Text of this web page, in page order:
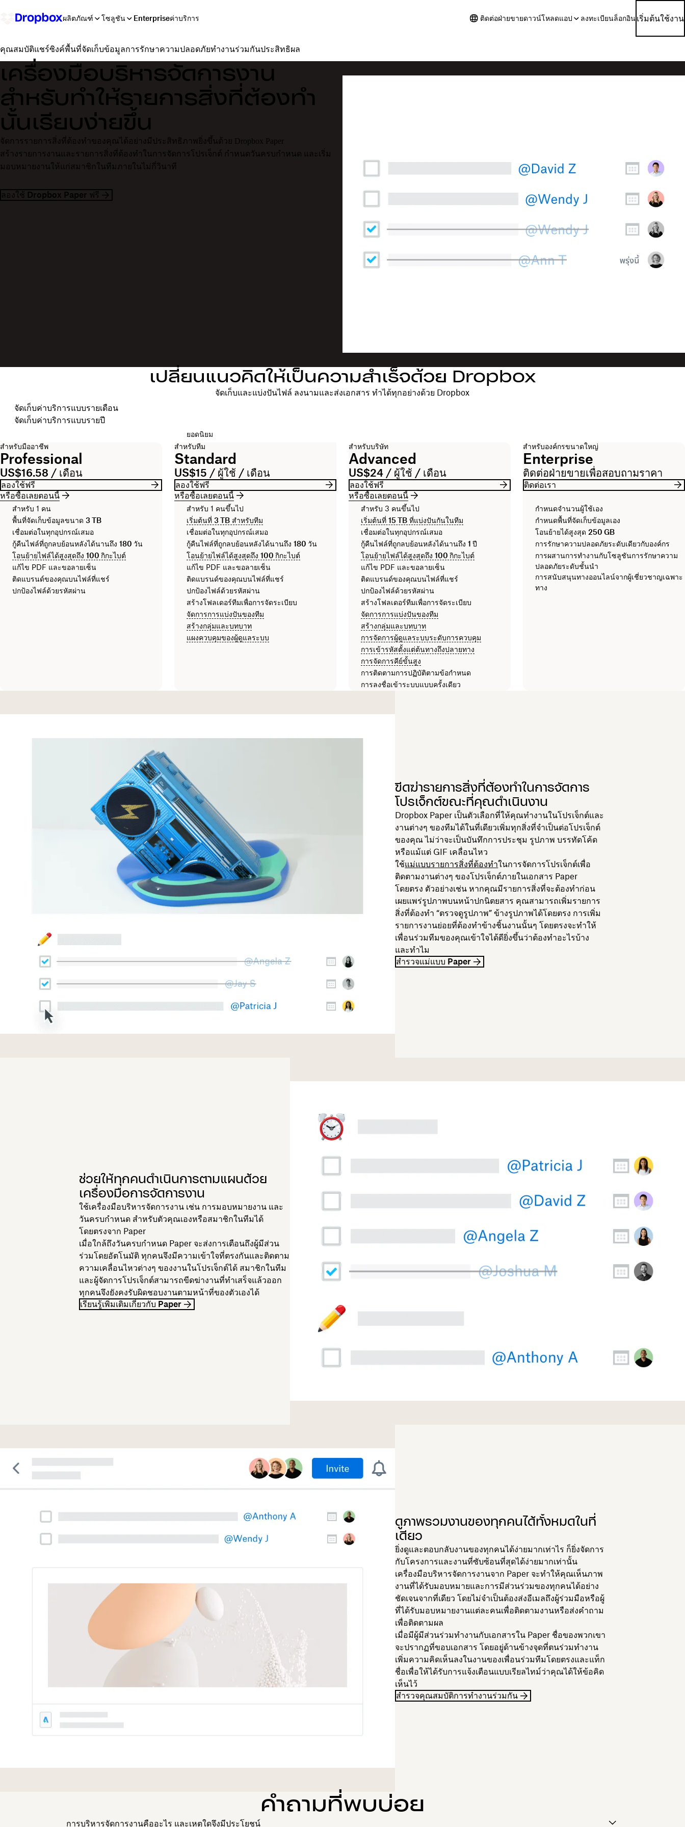
ผลิตภัณฑ์ โซลูชัน Enterpriseค่าบริการ ติดต่อฝ่ายขายดาวน์โหลดแอป ลงทะเบียนล็อกอินเริ่มต้นใช้งาน
คุณสมบัติแชร์ซิงค์พื้นที่จัดเก็บข้อมูลการรักษาความปลอดภัยทำงานร่วมกันประสิทธิผล
เครื่องมือบริหารจัดการงาน
สำหรับทำให้รายการสิ่งที่ต้องทำ
นั้นเรียบง่ายขึ้น
จัดการรายการสิ่งที่ต้องทำของคุณได้อย่างมีประสิทธิภาพยิ่งขึ้นด้วย Dropbox Paper
สร้างรายการงานและรายการสิ่งที่ต้องทำในการจัดการโปรเจ็กต์ กำหนดวันครบกำหนด และเริ่ม
มอบหมายงานให้แก่สมาชิกในทีมภายในไม่กี่วินาที
ลองใช้ Dropbox Paper ฟรี
เปลี่ยนแนวคิดให้เป็นความสำเร็จด้วย Dropbox
จัดเก็บและแบ่งปันไฟล์ ลงนามและส่งเอกสาร ทำได้ทุกอย่างด้วย Dropbox
เลือกรอบการเรียกเก็บค่าบริการของคุณ
จัดเก็บค่าบริการแบบรายเดือน
จัดเก็บค่าบริการแบบรายปี
สำหรับมืออาชีพ
Professional
US$16.58 / เดือน
ลองใช้ฟรี
หรือซื้อเลยตอนนี้
สำหรับ 1 คน
พื้นที่จัดเก็บข้อมูลขนาด 3 TB
เชื่อมต่อในทุกอุปกรณ์เสมอ
กู้คืนไฟล์ที่ถูกลบย้อนหลังได้นานถึง 180 วัน
โอนย้ายไฟล์ได้สูงสุดถึง 100 กิกะไบต์
แก้ไข PDF และขอลายเซ็น
ติดแบรนด์ของคุณบนไฟล์ที่แชร์
ปกป้องไฟล์ด้วยรหัสผ่าน
ยอดนิยม
สำหรับทีม
Standard
US$15 / ผู้ใช้ / เดือน
ลองใช้ฟรี
หรือซื้อเลยตอนนี้
สำหรับ 1 คนขึ้นไป
เริ่มต้นที่ 3 TB สำหรับทีม
เชื่อมต่อในทุกอุปกรณ์เสมอ
กู้คืนไฟล์ที่ถูกลบย้อนหลังได้นานถึง 180 วัน
โอนย้ายไฟล์ได้สูงสุดถึง 100 กิกะไบต์
แก้ไข PDF และขอลายเซ็น
ติดแบรนด์ของคุณบนไฟล์ที่แชร์
ปกป้องไฟล์ด้วยรหัสผ่าน
สร้างโฟลเดอร์ทีมเพื่อการจัดระเบียบ
จัดการการแบ่งปันของทีม
สร้างกลุ่มและบทบาท
แผงควบคุมของผู้ดูแลระบบ
สำหรับบริษัท
Advanced
US$24 / ผู้ใช้ / เดือน
ลองใช้ฟรี
หรือซื้อเลยตอนนี้
สำหรับ 3 คนขึ้นไป
เริ่มต้นที่ 15 TB ที่แบ่งปันกันในทีม
เชื่อมต่อในทุกอุปกรณ์เสมอ
กู้คืนไฟล์ที่ถูกลบย้อนหลังได้นานถึง 1 ปี
โอนย้ายไฟล์ได้สูงสุดถึง 100 กิกะไบต์
แก้ไข PDF และขอลายเซ็น
ติดแบรนด์ของคุณบนไฟล์ที่แชร์
ปกป้องไฟล์ด้วยรหัสผ่าน
สร้างโฟลเดอร์ทีมเพื่อการจัดระเบียบ
จัดการการแบ่งปันของทีม
สร้างกลุ่มและบทบาท
การจัดการผู้ดูแลระบบระดับการควบคุม
การเข้ารหัสตั้งแต่ต้นทางถึงปลายทาง
การจัดการคีย์ขั้นสูง
การติดตามการปฏิบัติตามข้อกำหนด
การลงชื่อเข้าระบบแบบครั้งเดียว
สำหรับองค์กรขนาดใหญ่
Enterprise
ติดต่อฝ่ายขายเพื่อสอบถามราคา
ติดต่อเรา
กำหนดจำนวนผู้ใช้เอง
กำหนดพื้นที่จัดเก็บข้อมูลเอง
โอนย้ายได้สูงสุด 250 GB
การรักษาความปลอดภัยระดับเดียวกับองค์กร
การผสานการทำงานกับโซลูชันการรักษาความ
ปลอดภัยระดับชั้นนำ
การสนับสนุนทางออนไลน์จากผู้เชี่ยวชาญเฉพาะ
ทาง
ขีดฆ่ารายการสิ่งที่ต้องทำในการจัดการ
โปรเจ็กต์ขณะที่คุณดำเนินงาน
Dropbox Paper เป็นตัวเลือกที่ให้คุณทำงานในโปรเจ็กต์และ
งานต่างๆ ของทีมได้ในที่เดียวเพิ่มทุกสิ่งที่จำเป็นต่อโปรเจ็กต์
ของคุณ ไม่ว่าจะเป็นบันทึกการประชุม รูปภาพ บรรทัดโค้ด
หรือแม้แต่ GIF เคลื่อนไหว
ใช้แม่แบบรายการสิ่งที่ต้องทำในการจัดการโปรเจ็กต์เพื่อ
ติดตามงานต่างๆ ของโปรเจ็กต์ภายในเอกสาร Paper
โดยตรง ตัวอย่างเช่น หากคุณมีรายการสิ่งที่จะต้องทำก่อน
เผยแพร่รูปภาพบนหน้าปกนิตยสาร คุณสามารถเพิ่มรายการ
สิ่งที่ต้องทำ “ตรวจดูรูปภาพ” ข้างรูปภาพได้โดยตรง การเพิ่ม
รายการงานย่อยที่ต้องทำข้างชิ้นงานนั้นๆ โดยตรงจะทำให้
เพื่อนร่วมทีมของคุณเข้าใจได้ดียิ่งขึ้นว่าต้องทำอะไรบ้าง
และทำไม
สำรวจแม่แบบ Paper
ช่วยให้ทุกคนดำเนินการตามแผนด้วย
เครื่องมือการจัดการงาน
ใช้เครื่องมือบริหารจัดการงาน เช่น การมอบหมายงาน และ
วันครบกำหนด สำหรับตัวคุณเองหรือสมาชิกในทีมได้
โดยตรงจาก Paper
เมื่อใกล้ถึงวันครบกำหนด Paper จะส่งการเตือนถึงผู้มีส่วน
ร่วมโดยอัตโนมัติ ทุกคนจึงมีความเข้าใจที่ตรงกันและติดตาม
ความเคลื่อนไหวต่างๆ ของงานในโปรเจ็กต์ได้ สมาชิกในทีม
และผู้จัดการโปรเจ็กต์สามารถขีดฆ่างานที่ทำเสร็จแล้วออก
ทุกคนจึงยังคงรับผิดชอบงานตามหน้าที่ของตัวเองได้
เรียนรู้เพิ่มเติมเกี่ยวกับ Paper
ดูภาพรวมงานของทุกคนได้ทั้งหมดในที่
เดียว
ยิ่งดูและตอบกลับงานของทุกคนได้ง่ายมากเท่าไร ก็ยิ่งจัดการ
กับโครงการและงานที่ซับซ้อนที่สุดได้ง่ายมากเท่านั้น
เครื่องมือบริหารจัดการงานจาก Paper จะทำให้คุณเห็นภาพ
งานที่ได้รับมอบหมายและการมีส่วนร่วมของทุกคนได้อย่าง
ชัดเจนจากที่เดียว โดยไม่จำเป็นต้องส่งอีเมลถึงผู้ร่วมมือหรือผู้
ที่ได้รับมอบหมายงานแต่ละคนเพื่อติดตามงานหรือส่งคำถาม
เพื่อติดตามผล
เมื่อมีผู้มีส่วนร่วมทำงานกับเอกสารใน Paper ชื่อของพวกเขา
จะปรากฏที่ขอบเอกสาร โดยอยู่ด้านข้างจุดที่ตนร่วมทำงาน
เพิ่มความคิดเห็นลงในงานของเพื่อนร่วมทีมโดยตรงและแท็ก
ชื่อเพื่อให้ได้รับการแจ้งเตือนแบบเรียลไทม์ว่าคุณได้ให้ข้อคิด
เห็นไว้
สำรวจคุณสมบัติการทำงานร่วมกัน
คำถามที่พบบ่อย
การบริหารจัดการงานคืออะไร และเหตุใดจึงมีประโยชน์